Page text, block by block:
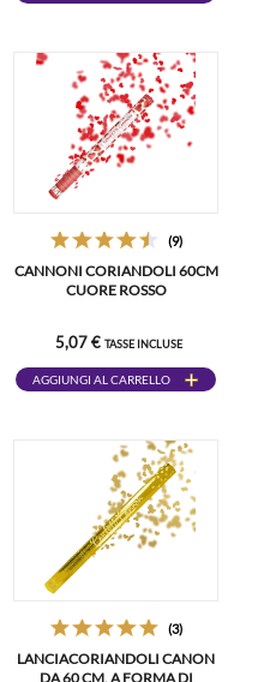
(9)
CANNONI CORIANDOLI 60CM
CUORE ROSSO
5,07 € TASSE INCLUSE
AGGIUNGI AL CARRELLO
(3)
LANCIACORIANDOLI CANON
DA 60 CM, A FORMA DI